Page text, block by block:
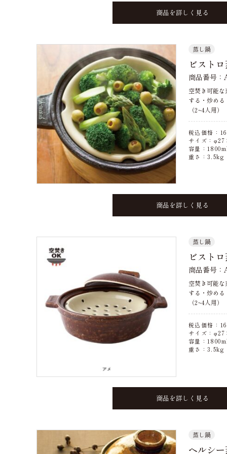
商品を詳しく見る
蒸し鍋
ビスト
商品番号：
空焚き可能
する・炒め
（2~4人用）
税込価格：
サイズ：
容量：
重さ：3.5kg
商品を詳しく見る
蒸し鍋
ビスト
商品番号：
空焚き可能
する・炒め
（2~4人用）
税込価格：
サイズ：
容量：
重さ：3.5kg
商品を詳しく見る
蒸し鍋
ヘルシ